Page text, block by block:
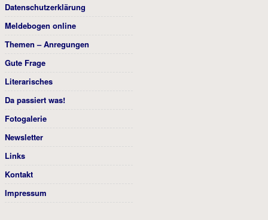
Datenschutzerklärung
Meldebogen online
Themen – Anregungen
Gute Frage
Literarisches
Da passiert was!
Fotogalerie
Newsletter
Links
Kontakt
Impressum